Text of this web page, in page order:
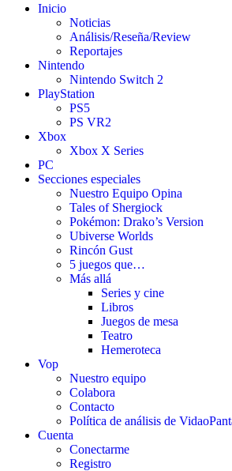
Inicio
Noticias
Análisis/Reseña/Review
Reportajes
Nintendo
Nintendo Switch 2
PlayStation
PS5
PS VR2
Xbox
Xbox X Series
PC
Secciones especiales
Nuestro Equipo Opina
Tales of Shergiock
Pokémon: Drako’s Version
Ubiverse Worlds
Rincón Gust
5 juegos que…
Más allá
Series y cine
Libros
Juegos de mesa
Teatro
Hemeroteca
Vop
Nuestro equipo
Colabora
Contacto
Política de análisis de
Cuenta
Conectarme
Registro